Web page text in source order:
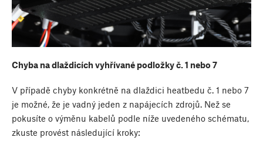
Chyba na dlaždicích vyhřívané podložky č. 1 nebo 7
V případě chyby konkrétně na dlaždici heatbedu č. 1 nebo 7
je možné, že je vadný jeden z napájecích zdrojů. Než se
pokusíte o výměnu kabelů podle níže uvedeného schématu,
zkuste provést následující kroky: